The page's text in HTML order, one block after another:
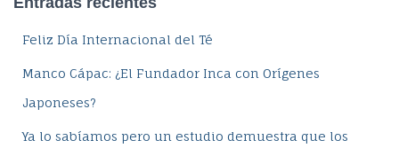
Feliz Día Internacional del Té
Manco Cápac: ¿El Fundador Inca con Orígenes
Japoneses?
Ya lo sabíamos pero un estudio demuestra que los